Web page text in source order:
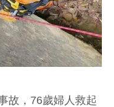
故，76歲婦人救起